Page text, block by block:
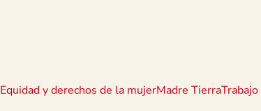
Equidad y derechos de la mujerMadre TierraTrabajo